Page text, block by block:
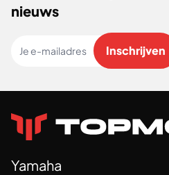
nieuws
Inschrijven
Yamaha